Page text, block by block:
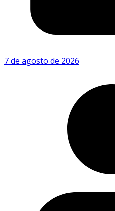
7 de agosto de 2026